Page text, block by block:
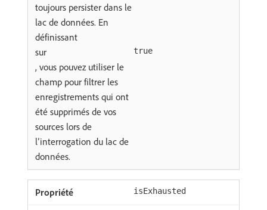
toujours persister dans le
lac de données. En
définissant
sur true
, vous pouvez utiliser le
champ pour filtrer les
enregistrements qui ont
été supprimés de vos
sources lors de
l’interrogation du lac de
données.
isExhausted